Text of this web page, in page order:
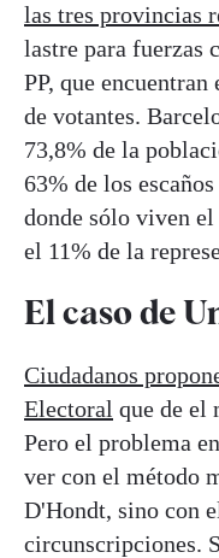
las tres provincias
lastre para fuerzas
PP, que
de votantes.
73,8% de la
63% de los
donde sólo viven
el 11% de la
El caso de
Ciudadanos
Electoral que de el
Pero el problema
ver con el método
D'Hondt, sino con
circunscripciones.